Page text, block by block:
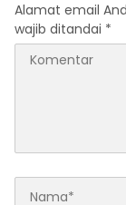
Alamat email
wajib ditandai *